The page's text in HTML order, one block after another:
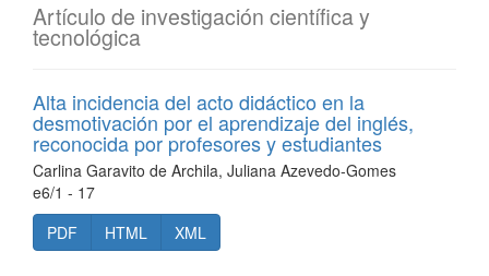
Artículo de investigación científica y
tecnológica
Alta incidencia del acto didáctico en la
desmotivación por el aprendizaje del inglés,
reconocida por profesores y estudiantes
Carlina Garavito de Archila, Juliana Azevedo-Gomes
e6/1 - 17
PDF
HTML XML